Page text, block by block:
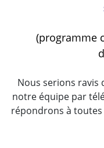
(programme
Nous serions ravis
notre équipe par
répondrons à